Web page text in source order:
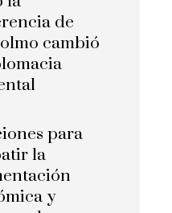
de
cambió
para
la
y